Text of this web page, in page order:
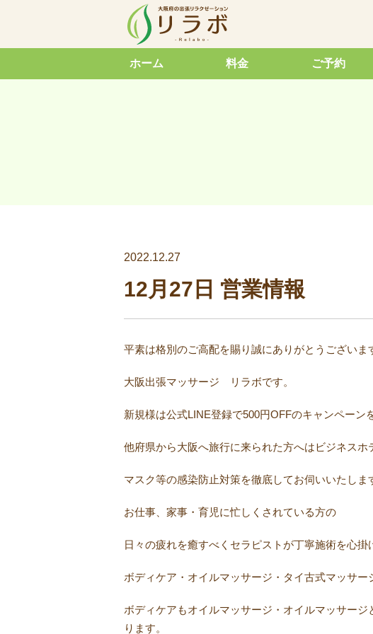
ホーム 料金 ご予約
2022.12.27
12月27日 営業情報
平素は格別のご高配を賜り誠にありがとうございま
大阪出張マッサージ リラボです。
新規様は公式LINE登録で500円OFFのキャンペーン
他府県から大阪へ旅行に来られた方へはビジネス
マスク等の感染防止対策を徹底してお伺いいたしま
お仕事、家事・育児に忙しくされている方の
日々の疲れを癒すべくセラピストが丁寧施術を心
ボディケア・オイルマッサージ・タイ古式マッサ
ボディケアもオイルマッサージ・オイルマッサー
ります。